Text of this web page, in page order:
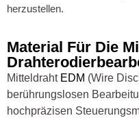
herzustellen.
Material Für Die
Mitteldraht EDM (Wire
berührungslosen
hochpräzisen